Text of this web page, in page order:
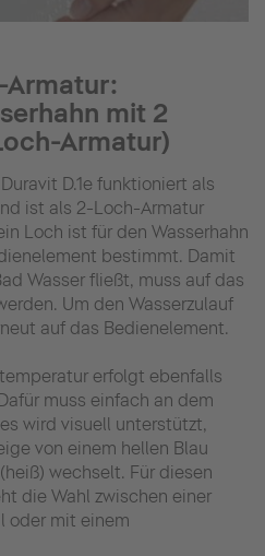
Armatur:
mit 2
Armatur)
D.1e funktioniert als
ist als 2-Loch-Armatur
Loch ist für den Wasserhahn
bestimmt. Damit
Wasser fließt, muss auf das
Um den Wasserzulauf
auf das Bedienelement.
erfolgt ebenfalls
muss einfach an dem
wird visuell unterstützt,
von einem hellen Blau
wechselt. Für diesen
die Wahl zwischen einer
oder mit einem